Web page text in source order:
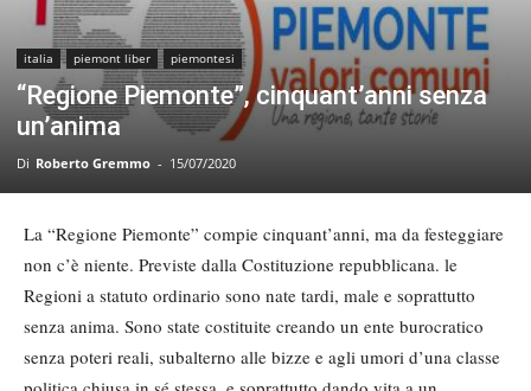
italia piemont liber piemontesi
“Regione Piemonte”, cinquant’anni senza
un’anima
Di Roberto Gremmo - 15/07/2020
La “Regione Piemonte” compie cinquant’anni, ma da festeggiare
non c’è niente. Previste dalla Costituzione repubblicana. le
Regioni a statuto ordinario sono nate tardi, male e soprattutto
senza anima. Sono state costituite creando un ente burocratico
senza poteri reali, subalterno alle bizze e agli umori d’una classe